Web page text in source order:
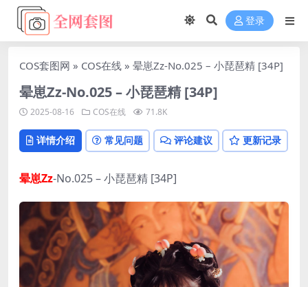
登录
COS套图网 » COS在线 » 晕崽Zz-No.025 – 小琵琶精 [34P]
晕崽Zz-No.025 – 小琵琶精 [34P]
2025-08-16 COS在线 71.8K
详情介绍 常见问题 评论建议 更新记录
晕崽Zz-No.025 – 小琵琶精 [34P]